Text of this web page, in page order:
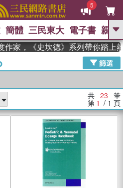
5
GO
搜： 高希均教授回憶錄
The Odyssey 、 父親節 、 如果歷
臺灣漫遊錄、 方念華 、 台灣的李
輝時代
數學女孩：黎曼猜想 、
大的迷走神經
簡體 三民東大 電子書 親子
，《史坎德》系列帶你踏上熱血
篩選
共 23 筆
第 1 / 1 頁